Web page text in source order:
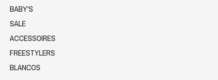
BABY'S
SALE
ACCESSOIRES
FREESTYLERS
BLANCOS